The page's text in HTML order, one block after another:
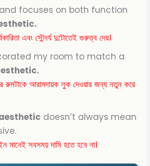
focuses on both function
এবং সৌন্দর্য দুটোতেই গুরুত্ব দেয়।
my room to match a
রুমটাকে আরামদায়ক লুক দেওয়ার জন্য নতুন করে
doesn’t always mean
মানেই সবসময় দামি হতে হবে না।